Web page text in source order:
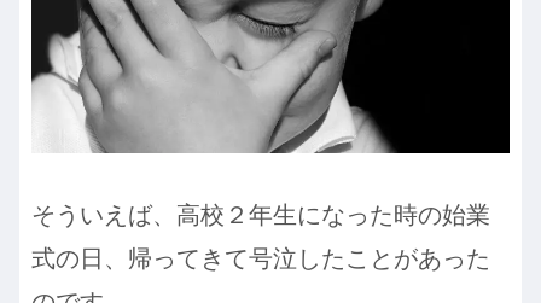
そういえば、高校２年生になった時の始業
式の日、帰ってきて号泣したことがあった